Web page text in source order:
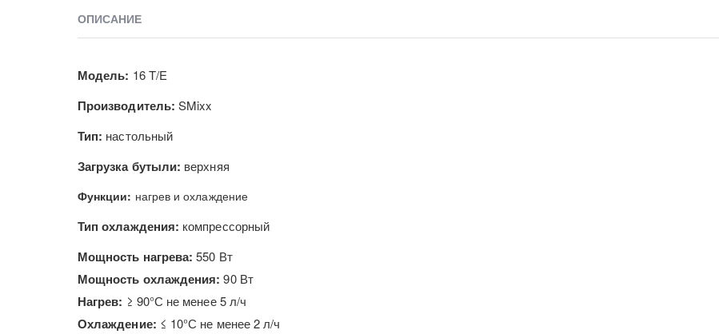
ОПИСАНИЕ
Модель: 16 T/E
Производитель: SMixx
Тип: настольный
Загрузка бутыли: верхняя
Функции: нагрев и охлаждение
Тип охлаждения: компрессорный
Мощность нагрева: 550 Вт
Мощность охлаждения: 90 Вт
Нагрев: ≥ 90°С не менее 5 л/ч
Охлаждение: ≤ 10°С не менее 2 л/ч